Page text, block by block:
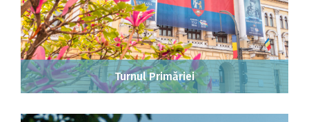
Turnul Primăriei